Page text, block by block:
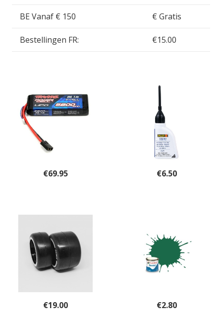
BE Vanaf € 150 € Gratis
Bestellingen FR: €15.00
€69.95 €6.50
€19.00 €2.80